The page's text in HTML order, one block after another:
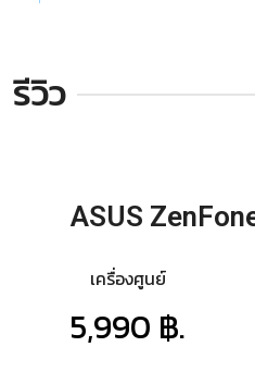
รีวิว
ASUS
เครื่องศูนย์
5,990 ฿.